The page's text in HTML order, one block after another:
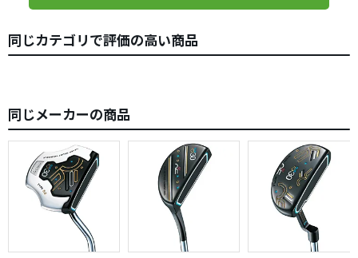
同じカテゴリで評価の高い商品
同じメーカーの商品